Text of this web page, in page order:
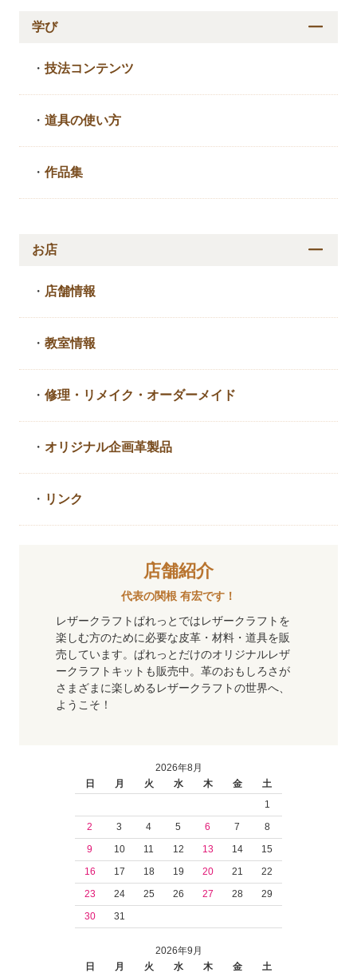
学び
・技法コンテンツ
・道具の使い方
・作品集
お店
・ 店舗情報
・教室情報
・修理・リメイク・ オーダーメイド
・ オリジナル企画革製品
・ リンク
店舗紹介
代表の関根 有宏です！
レザークラフトぱれっとではレザークラフトを
楽しむ方のために必要な皮革・材料・道具を販
売しています。ぱれっとだけのオリジナルレザ
ークラフトキットも販売中。革のおもしろさが
さまざまに楽しめるレザークラフトの世界へ、
ようこそ！
2026年8月
日
月 火 水 木 金
土
1
2
3 4 5 6 7
8
9
10 11 12 13 14
15
16
17 18 19 20 21
22
23
24 25 26 27 28
29
30
31
2026年9月
日
月 火 水 木 金
土